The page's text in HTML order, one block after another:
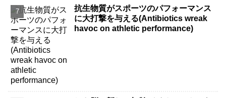
抗生物質がスポーツのパフォーマンス
に大打撃を与える(Antibiotics wreak
havoc on athletic performance)